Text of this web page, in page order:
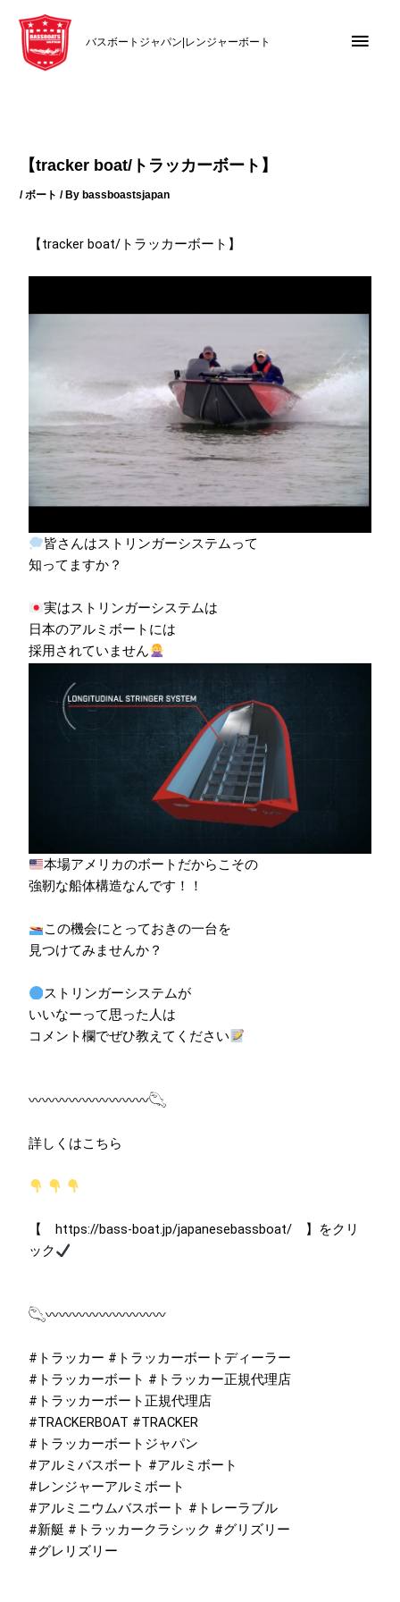
バスボートジャパン|レンジャーボート
【tracker boat/トラッカーボート】
/ボート / By bassboastsjapan
【tracker boat/トラッカーボート】
皆さんはストリンガーシステムって
知ってますか？
実はストリンガーシステムは
日本のアルミボートには
採用されていません
本場アメリカのボートだからこその
強靭な船体構造なんです！！
この機会にとっておきの一台を
見つけてみませんか？
ストリンガーシステムが
いいなーって思った人は
コメント欄でぜひ教えてください
〰︎〰︎〰︎〰︎〰︎〰︎〰︎〰︎〰︎𓆡
詳しくはこちら
【https://bass-boat.jp/japanesebassboat/ 】をクリ
ック
𓆡〰︎〰︎〰︎〰︎〰︎〰︎〰︎〰︎〰
#トラッカー #トラッカーボートディーラー
#トラッカーボート #トラッカー正規代理店
#トラッカーボート正規代理店
#TRACKERBOAT #TRACKER
#トラッカーボートジャパン
#アルミバスボート #アルミボート
#レンジャーアルミボート
#アルミニウムバスボート #トレーラブル
#新艇 #トラッカークラシック #グリズリー
#グレリズリー